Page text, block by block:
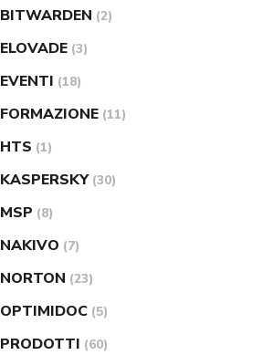
BITWARDEN (2)
ELOVADE (3)
EVENTI (18)
FORMAZIONE (11)
HTS (1)
KASPERSKY (30)
MSP (8)
NAKIVO (7)
NORTON (23)
OPTIMIDOC (5)
PRODOTTI (60)